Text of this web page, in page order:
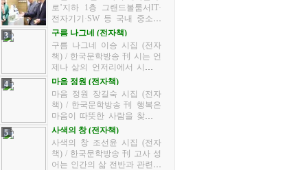
층 강당에서 관내 장기요양기
관 종사자 어울림 한마당 행사
를 ...
로’지하 1층 그랜드볼룸서IT·
전자기기·SW 등 국내 중소기
업 63개사, 해외 바이어 30개사
참가 구로구가 23일 서울경제
진흥원·금천구·한국산업단지
공단과 함께 ‘2025 G밸리 해
외...
3
구름 나그네 (전자책)
구름 나그네 이승 시집 (전자
책) / 한국문학방송 刊 시는 언
제나 삶의 언저리에서 시작되
었습니다. 찻잔을 비우며 마주
한 조용한 아침, 노을이 깃든
저녁 마당에서 들려오는 바람
소리, 그리고 아내와 나눈 한마
디...
4
마음 정원 (전자책)
마음 정원 장길숙 시집 (전자
책) / 한국문학방송 刊 행복은
마음이 따뜻한 사람을 찾아간
다고 합니다. 마음 정원에 피어
있는 꽃들을 보며 곱다 예쁘다!
저절로 나오는 말, 자연에서 같
이 살기를 배우며 사색하며 ...
5
사색의 창 (전자책)
사색의 창 조선윤 시집 (전자
책) / 한국문학방송 刊 고사 성
어는 인간의 삶 전반과 관련된